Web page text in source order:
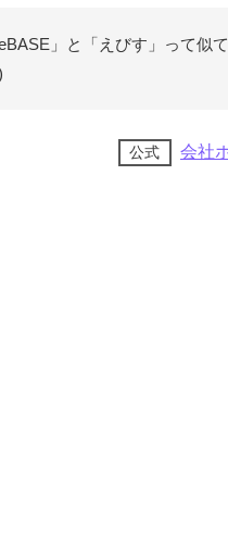
eBASE」と「えびす」って似
公式 会社